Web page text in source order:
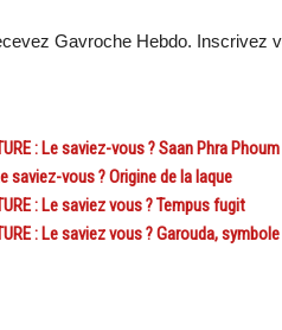
Gavroche Hebdo. Inscrivez
: Le saviez-vous ? Saan Phra
saviez-vous ? Origine de la laque
: Le saviez vous ? Tempus fugit
: Le saviez vous ? Garouda,